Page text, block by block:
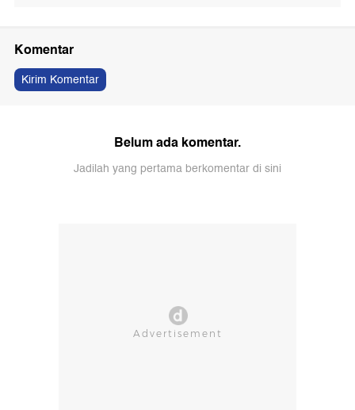
Komentar
Kirim Komentar
Belum ada komentar.
Jadilah yang pertama berkomentar di sini